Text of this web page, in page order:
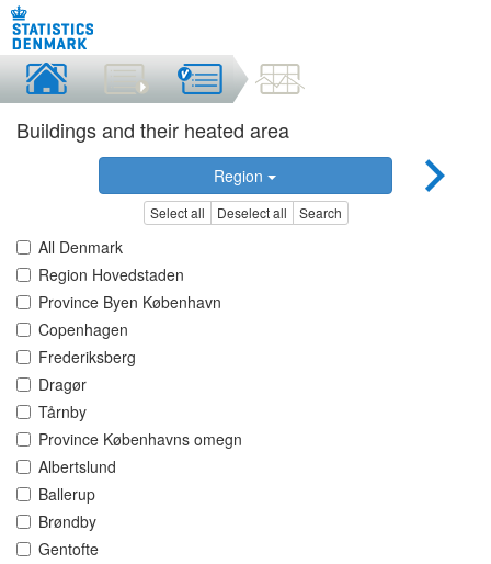
Buildings and their heated area
Region
Select all Deselect all Search
All Denmark
Region Hovedstaden
Province Byen København
Copenhagen
Frederiksberg
Dragør
Tårnby
Province Københavns omegn
Albertslund
Ballerup
Brøndby
Gentofte